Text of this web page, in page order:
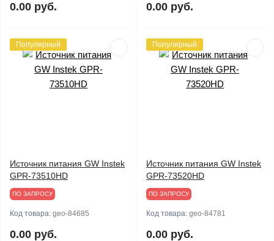
0.00 руб. 0.00 руб.
Популярный
Источник питания GW Instek
GPR-73510HD
ПО ЗАПРОСУ
Код товара: geo-84685
0.00 руб.
Популярный
Источник питания GW Instek
GPR-73520HD
ПО ЗАПРОСУ
Код товара: geo-84781
0.00 руб.